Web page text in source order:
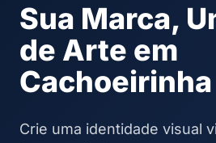
Sua Marca,
de Arte em
Cachoeirinha
Crie uma identidade visual